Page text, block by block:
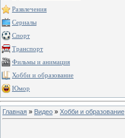
Развлечения
Сериалы
Спорт
Транспорт
Фильмы и анимация
Хобби и образование
Юмор
Главная » Видео » Хобби и образование